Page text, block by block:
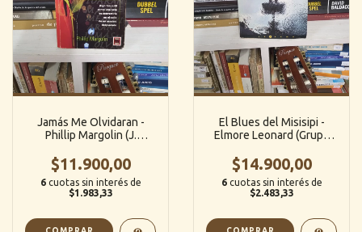
Jamás Me Olvidaran -
Phillip Margolin (J.
$11.900,00
6 cuotas sin interés de
$1.983,33
El Blues del Misisipi -
Elmore Leonard (Grupo
$14.900,00
6 cuotas sin interés de
$2.483,33